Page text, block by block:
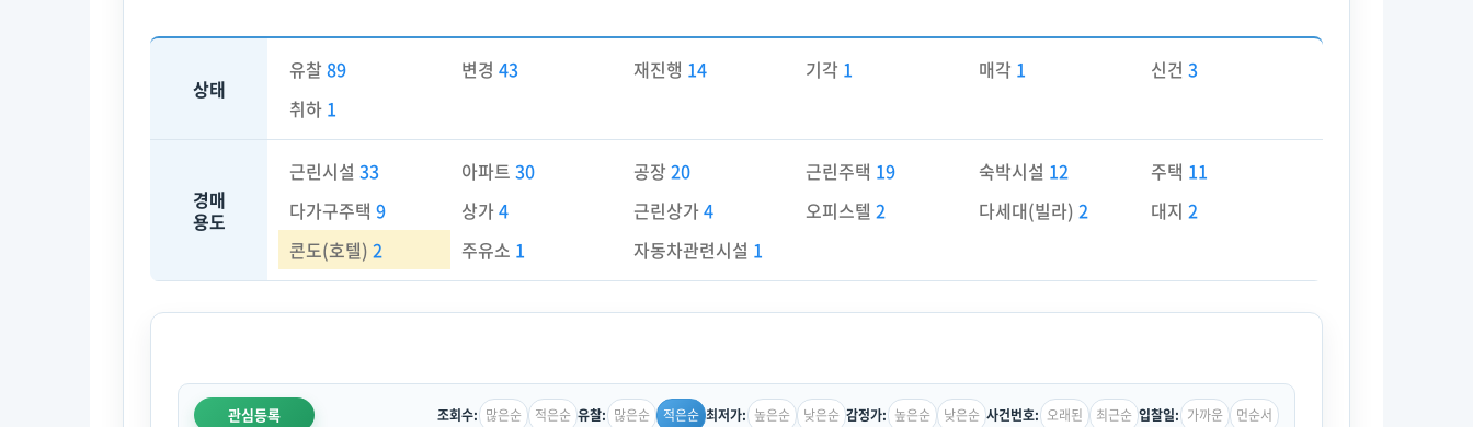
상태
유찰 89 변경43 재진행 14 기각 1 매각 1 신건 3
취하 1
경매
용도
근린시설 33 아파트30 공장20 근린주택 19 숙박시설 12 주택 11
다가구주택 9 상가4 근린상가4 오피스텔2 다세대(빌라) 2 대지 2
콘도(호텔) 2 주유소 1 자동차관련시설 1
관심등록 조회수: 많은순 적은순 유찰: 많은순 적은순 최저가: 높은순 낮은순 감정가: 높은순 낮은순 사건번호: 오래된 최근순 입찰일: 가까운 먼순서